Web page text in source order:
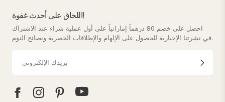
اللحاق على أحدث غفوة!
احصل على خصم 80 درهماً إماراتياً على أول عملية شراء عند الاشتراك
في نشرتنا الإخبارية للحصول على الإلهام والإطلاقات الحصرية ونصائح النوم.